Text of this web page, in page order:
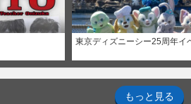
東京ディズニーシー25周年イ
もっと見る